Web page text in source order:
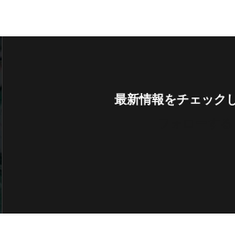
最新情報をチェック